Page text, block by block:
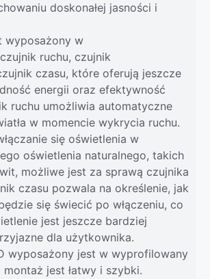
doskonałej jasności i
wyposażony w
ruchu, czujnik
czasu, które oferują jeszcze
energii oraz efektywność
ruchu umożliwia automatyczne
w momencie wykrycia ruchu.
się oświetlenia w
oświetlenia naturalnego, takich
możliwe jest za sprawą czujnika
czasu pozwala na określenie, jak
się świecić po włączeniu, co
jest jeszcze bardziej
dla użytkownika.
wyposażony jest w wyprofilowany
jest łatwy i szybki.